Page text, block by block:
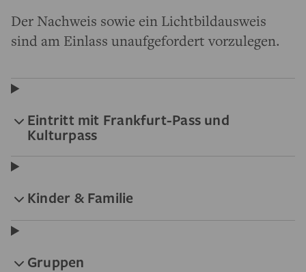
Der Nachweis sowie ein Lichtbildausweis
sind am Einlass unaufgefordert vorzulegen.
Eintritt mit Frankfurt-Pass und
Kulturpass
Kinder & Familie
Gruppen